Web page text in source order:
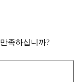
족하십니까?